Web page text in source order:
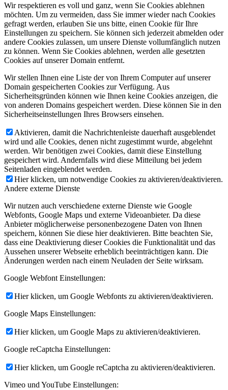
Wir respektieren es voll und ganz, wenn Sie Cookies ablehnen
möchten. Um zu vermeiden, dass Sie immer wieder nach Cookies
gefragt werden, erlauben Sie uns bitte, einen Cookie für Ihre
Einstellungen zu speichern. Sie können sich jederzeit abmelden oder
andere Cookies zulassen, um unsere Dienste vollumfänglich nutzen
zu können. Wenn Sie Cookies ablehnen, werden alle gesetzten
Cookies auf unserer Domain entfernt.
Wir stellen Ihnen eine Liste der von Ihrem Computer auf unserer
Domain gespeicherten Cookies zur Verfügung. Aus
Sicherheitsgründen können wie Ihnen keine Cookies anzeigen, die
von anderen Domains gespeichert werden. Diese können Sie in den
Sicherheitseinstellungen Ihres Browsers einsehen.
Aktivieren, damit die Nachrichtenleiste dauerhaft ausgeblendet
wird und alle Cookies, denen nicht zugestimmt wurde, abgelehnt
werden. Wir benötigen zwei Cookies, damit diese Einstellung
gespeichert wird. Andernfalls wird diese Mitteilung bei jedem
Seitenladen eingeblendet werden.
Hier klicken, um notwendige Cookies zu aktivieren/deaktivieren.
Andere externe Dienste
Wir nutzen auch verschiedene externe Dienste wie Google
Webfonts, Google Maps und externe Videoanbieter. Da diese
Anbieter möglicherweise personenbezogene Daten von Ihnen
speichern, können Sie diese hier deaktivieren. Bitte beachten Sie,
dass eine Deaktivierung dieser Cookies die Funktionalität und das
Aussehen unserer Webseite erheblich beeinträchtigen kann. Die
Änderungen werden nach einem Neuladen der Seite wirksam.
Google Webfont Einstellungen:
Hier klicken, um Google Webfonts zu aktivieren/deaktivieren.
Google Maps Einstellungen:
Hier klicken, um Google Maps zu aktivieren/deaktivieren.
Google reCaptcha Einstellungen:
Hier klicken, um Google reCaptcha zu aktivieren/deaktivieren.
Vimeo und YouTube Einstellungen: